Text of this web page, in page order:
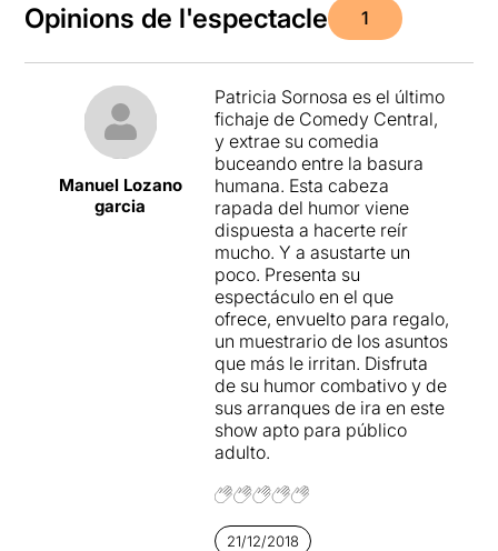
Opinions de l'espectacle 1
Manuel Lozano
garcia
Patricia Sornosa es el último
fichaje de Comedy Central,
y extrae su comedia
buceando entre la basura
humana. Esta cabeza
rapada del humor viene
dispuesta a hacerte reír
mucho. Y a asustarte un
poco. Presenta su
espectáculo en el que
ofrece, envuelto para regalo,
un muestrario de los asuntos
que más le irritan. Disfruta
de su humor combativo y de
sus arranques de ira en este
show apto para público
adulto.
21/12/2018